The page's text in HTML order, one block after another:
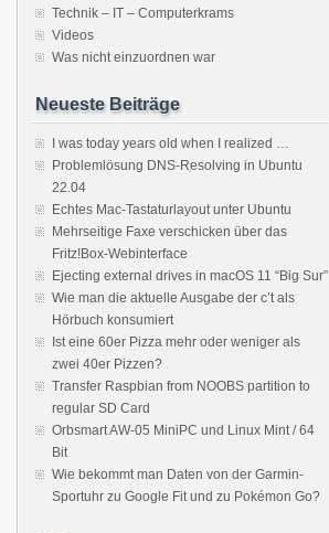
Technik – IT – Computerkrams
Videos
Was nicht einzuordnen war
Neueste Beiträge
I was today years old when I realized …
Problemlösung DNS-Resolving in Ubuntu
22.04
Echtes Mac-Tastaturlayout unter Ubuntu
Mehrseitige Faxe verschicken über das
Fritz!Box-Webinterface
Ejecting external drives in macOS 11 “Big Sur”
Wie man die aktuelle Ausgabe der c’t als
Hörbuch konsumiert
Ist eine 60er Pizza mehr oder weniger als
zwei 40er Pizzen?
Transfer Raspbian from NOOBS partition to
regular SD Card
Orbsmart AW-05 MiniPC und Linux Mint / 64
Bit
Wie bekommt man Daten von der Garmin-
Sportuhr zu Google Fit und zu Pokémon Go?